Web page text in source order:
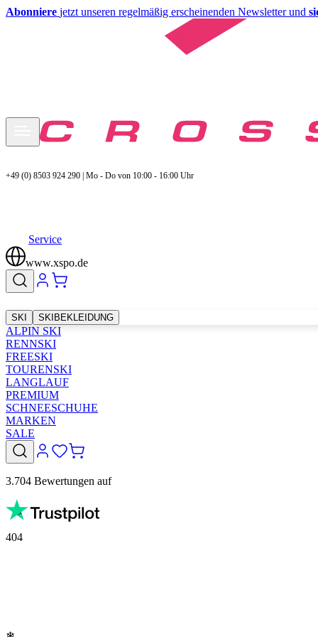
Abonniere jetzt unseren regelmäßig erscheinenden Newsletter und
+49 (0) 8503 924 290 | Mo - Do von 10:00 - 16:00 Uhr
Service
www.xspo.de
SKI SKIBEKLEIDUNG
ALPIN SKI
RENNSKI
FREESKI
TOURENSKI
LANGLAUF
PREMIUM
SCHNEESCHUHE
MARKEN
SALE
3.704 Bewertungen auf
404